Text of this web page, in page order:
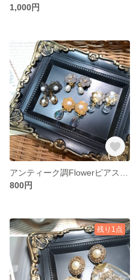
1,000円
800円
残り1点